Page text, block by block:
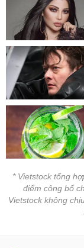
* Vietstock tổng
điểm công bố
Vietstock không